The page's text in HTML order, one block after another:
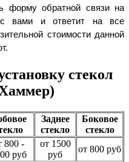
форму обратной связи на
с вами и ответит на все
стоимости данной
стекол
Заднее
стекло
Боковое
стекло
800 -
руб
от 1500
руб
от 800 руб